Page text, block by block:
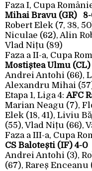
Faza I, Cupa
Mihai Bravu (GR)
Robert Elek (7, 38,
Niculae (62), Alin
Vlad Nițu (89)
Faza a II-a, Cupa
Mostiștea Ulmu (CL)
Andrei Antohi (66),
Alexandru Mihai
Etapa 1, Liga 4:AFC
Marian Neagu (7),
Elek (18, 41), Liviu
(55), Vlad Nițu (66),
Faza a III-a, Cupa
CS Balotești (IF) 4-0
Andrei Antohi (3),
(67), Rareș Enceanu